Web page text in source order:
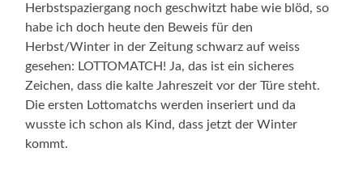
Herbstspaziergang noch geschwitzt habe wie blöd, so
habe ich doch heute den Beweis für den
Herbst/Winter in der Zeitung schwarz auf weiss
gesehen: LOTTOMATCH! Ja, das ist ein sicheres
Zeichen, dass die kalte Jahreszeit vor der Türe steht.
Die ersten Lottomatchs werden inseriert und da
wusste ich schon als Kind, dass jetzt der Winter
kommt.